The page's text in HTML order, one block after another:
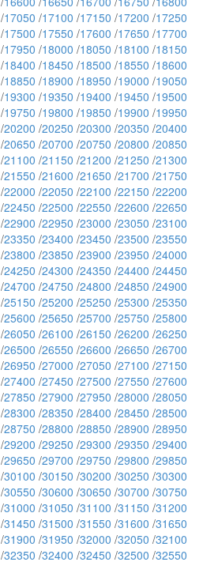
/17050 /17100 /17150 /17200 /17250
/17500 /17550 /17600 /17650 /17700
/17950 /18000 /18050 /18100 /18150
/18400 /18450 /18500 /18550 /18600
/18850 /18900 /18950 /19000 /19050
/19300 /19350 /19400 /19450 /19500
/19750 /19800 /19850 /19900 /19950
/20200 /20250 /20300 /20350 /20400
/20650 /20700 /20750 /20800 /20850
/21100 /21150 /21200 /21250 /21300
/21550 /21600 /21650 /21700 /21750
/22000 /22050 /22100 /22150 /22200
/22450 /22500 /22550 /22600 /22650
/22900 /22950 /23000 /23050 /23100
/23350 /23400 /23450 /23500 /23550
/23800 /23850 /23900 /23950 /24000
/24250 /24300 /24350 /24400 /24450
/24700 /24750 /24800 /24850 /24900
/25150 /25200 /25250 /25300 /25350
/25600 /25650 /25700 /25750 /25800
/26050 /26100 /26150 /26200 /26250
/26500 /26550 /26600 /26650 /26700
/26950 /27000 /27050 /27100 /27150
/27400 /27450 /27500 /27550 /27600
/27850 /27900 /27950 /28000 /28050
/28300 /28350 /28400 /28450 /28500
/28750 /28800 /28850 /28900 /28950
/29200 /29250 /29300 /29350 /29400
/29650 /29700 /29750 /29800 /29850
/30100 /30150 /30200 /30250 /30300
/30550 /30600 /30650 /30700 /30750
/31000 /31050 /31100 /31150 /31200
/31450 /31500 /31550 /31600 /31650
/31900 /31950 /32000 /32050 /32100
/32350 /32400 /32450 /32500 /32550